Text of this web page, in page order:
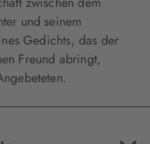
und seinem
Gedichts, das der
Freund abringt,